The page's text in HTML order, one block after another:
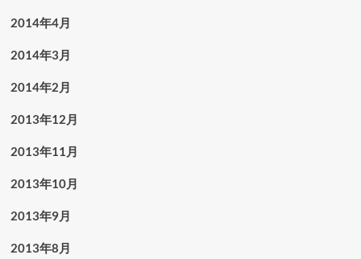
2014年4月
2014年3月
2014年2月
2013年12月
2013年11月
2013年10月
2013年9月
2013年8月